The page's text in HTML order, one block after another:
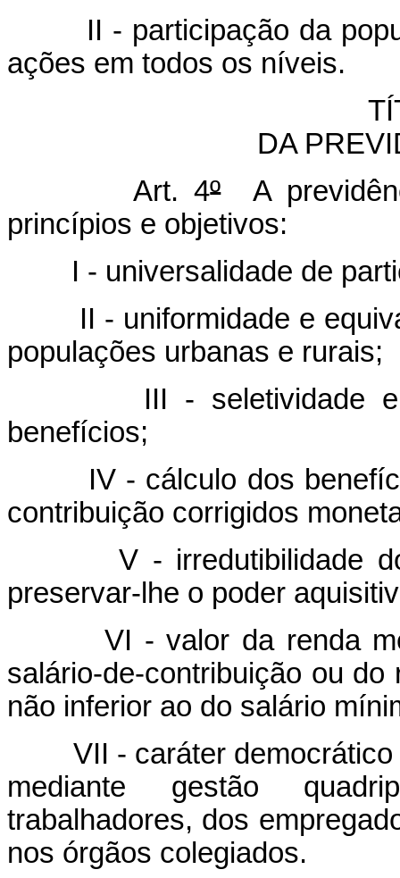
II - participação da
ações em todos os níveis.
DA
Art. 4ºA
princípios e objetivos:
I - universalidade de
II - uniformidade e
populações urbanas e rurais;
III - seletividade
benefícios;
IV - cálculo dos
contribuição corrigidos
V - irredutibilidade
preservar-lhe o poder
VI - valor da renda
salário-de-contribuição ou
não inferior ao do salário
VII - caráter
mediante gestão
trabalhadores, dos
nos órgãos colegiados.